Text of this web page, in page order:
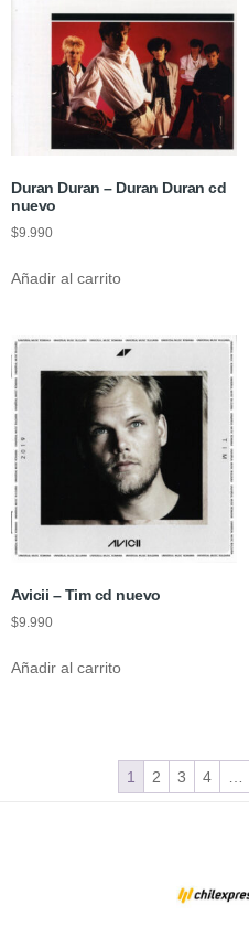
Duran Duran – Duran Duran cd
nuevo
$9.990
Añadir al carrito
Avicii – Tim cd nuevo
$9.990
Añadir al carrito
1 2 3 4